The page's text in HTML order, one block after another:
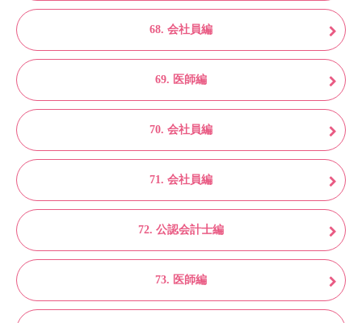
68. 会社員編
69. 医師編
70. 会社員編
71. 会社員編
72. 公認会計士編
73. 医師編